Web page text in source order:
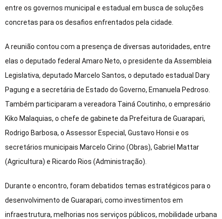
entre os governos municipal e estadual em busca de soluções
concretas para os desafios enfrentados pela cidade.
A reunião contou com a presença de diversas autoridades, entre
elas o deputado federal Amaro Neto, o presidente da Assembleia
Legislativa, deputado Marcelo Santos, o deputado estadual Dary
Pagung e a secretária de Estado do Governo, Emanuela Pedroso.
Também participaram a vereadora Tainá Coutinho, o empresário
Kiko Malaquias, o chefe de gabinete da Prefeitura de Guarapari,
Rodrigo Barbosa, o Assessor Especial, Gustavo Honsi e os
secretários municipais Marcelo Cirino (Obras), Gabriel Mattar
(Agricultura) e Ricardo Rios (Administração).
Durante o encontro, foram debatidos temas estratégicos para o
desenvolvimento de Guarapari, como investimentos em
infraestrutura, melhorias nos serviços públicos, mobilidade urbana